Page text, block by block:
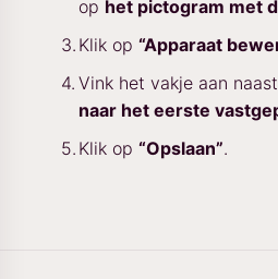
op het pictogram met
Klik op “Apparaat
Vink het vakje aan
naar het eerste
Klik op “Opslaan”.